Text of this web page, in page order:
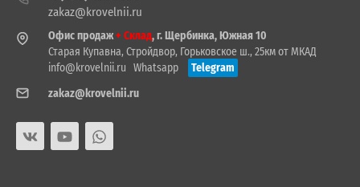
zakaz@krovelnii.ru
Офис продаж+ Склад, г. Щербинка, Южная 10
Старая Купавна, Стройдвор, Горьковское ш., 25км от МКАД
info@krovelnii.ru Whatsapp
Telegram
zakaz@krovelnii.ru